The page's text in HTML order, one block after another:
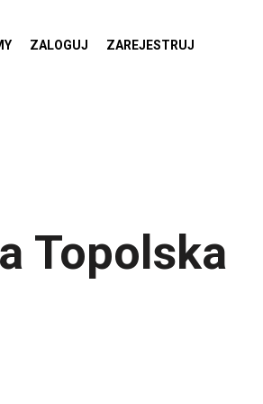
ZALOGUJ ZAREJESTRUJ
Topolska